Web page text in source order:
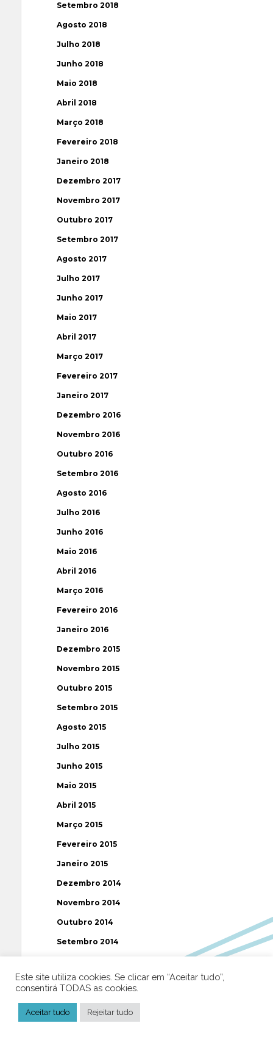
Setembro 2018
Agosto 2018
Julho 2018
Junho 2018
Maio 2018
Abril 2018
Março 2018
Fevereiro 2018
Janeiro 2018
Dezembro 2017
Novembro 2017
Outubro 2017
Setembro 2017
Agosto 2017
Julho 2017
Junho 2017
Maio 2017
Abril 2017
Março 2017
Fevereiro 2017
Janeiro 2017
Dezembro 2016
Novembro 2016
Outubro 2016
Setembro 2016
Agosto 2016
Julho 2016
Junho 2016
Maio 2016
Abril 2016
Março 2016
Fevereiro 2016
Janeiro 2016
Dezembro 2015
Novembro 2015
Outubro 2015
Setembro 2015
Agosto 2015
Julho 2015
Junho 2015
Maio 2015
Abril 2015
Março 2015
Fevereiro 2015
Janeiro 2015
Dezembro 2014
Novembro 2014
Outubro 2014
Setembro 2014
Julho 2014
Maio 2014
Este site utiliza cookies. Se clicar em “Aceitar tudo”,
consentirá TODAS as cookies.
Aceitar tudo Rejeitar tudo